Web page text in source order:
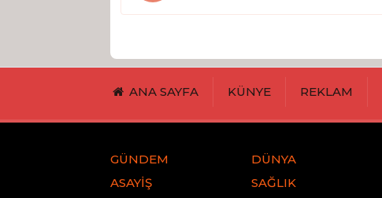
ANA SAYFA KÜNYE REKLAM
GÜNDEM
ASAYİŞ
DÜNYA
SAĞLIK